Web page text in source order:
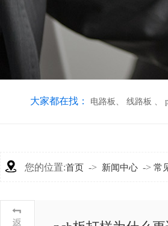
大家都在找： 电路板 、 线路板 、
您的位置:首页 -> 新闻中心 -> 常